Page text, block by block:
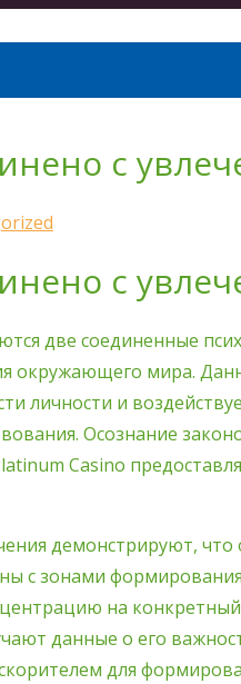
с
с
две соединенные
окружающего мира.
личности и
Осознание
Casino
демонстрируют,
с зонами
на
данные о его
для